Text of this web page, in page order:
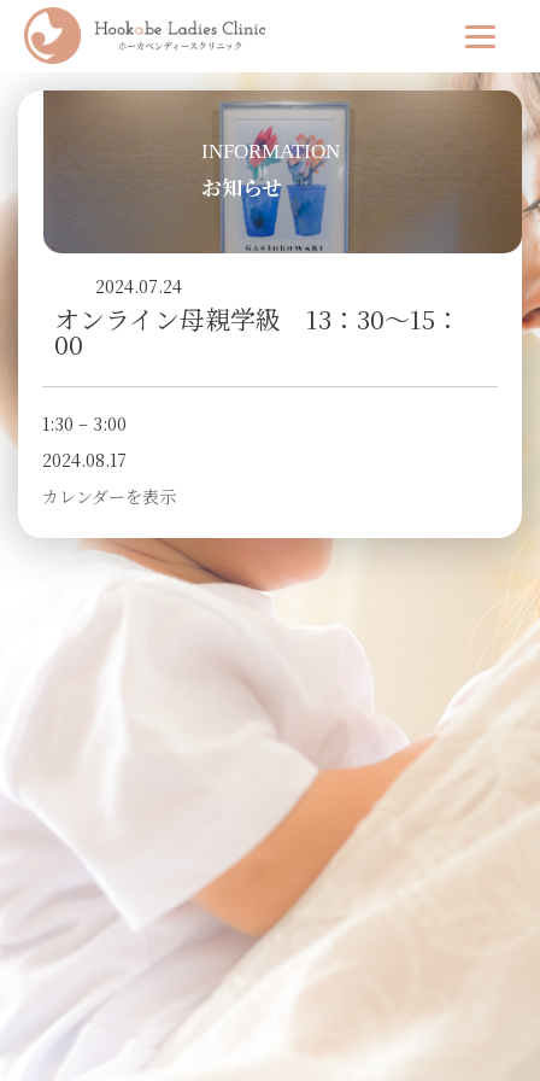
INFORMATION
お知らせ
2024.07.24
オンライン母親学級 13：30～15：
00
1:30 – 3:00
2024.08.17
カレンダーを表示